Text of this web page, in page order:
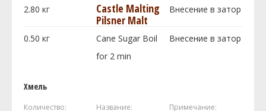
2.80 кг
Castle Malting
Pilsner Malt
Внесение в затор
0.50 кг
Cane Sugar Boil
for 2 min
Внесение в затор
Хмель
Количество: Название: Примечание: